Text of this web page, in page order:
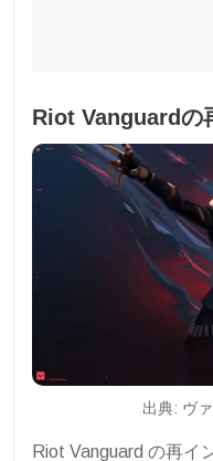
Riot Vanguardの
出典: ヴ
Riot Vanguard の再イ